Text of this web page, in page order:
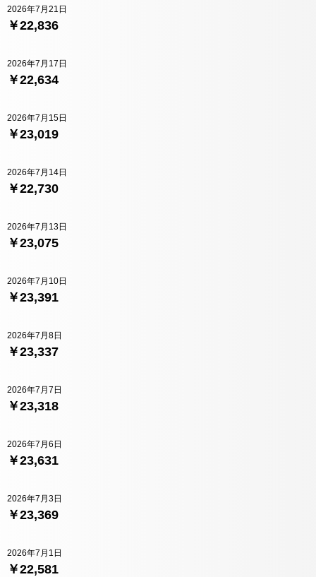
￥22,836
2026年7月21日
￥22,634
2026年7月17日
￥23,019
2026年7月15日
￥22,730
2026年7月14日
￥23,075
2026年7月13日
￥23,391
2026年7月10日
￥23,337
2026年7月8日
￥23,318
2026年7月7日
￥23,631
2026年7月6日
￥23,369
2026年7月3日
￥22,581
2026年7月1日